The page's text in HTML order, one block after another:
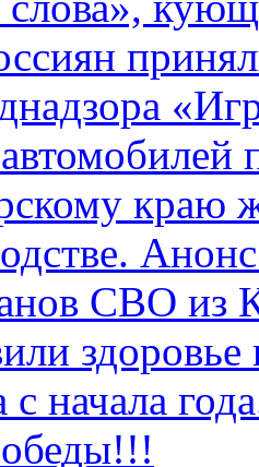
краю
СВО из
начала